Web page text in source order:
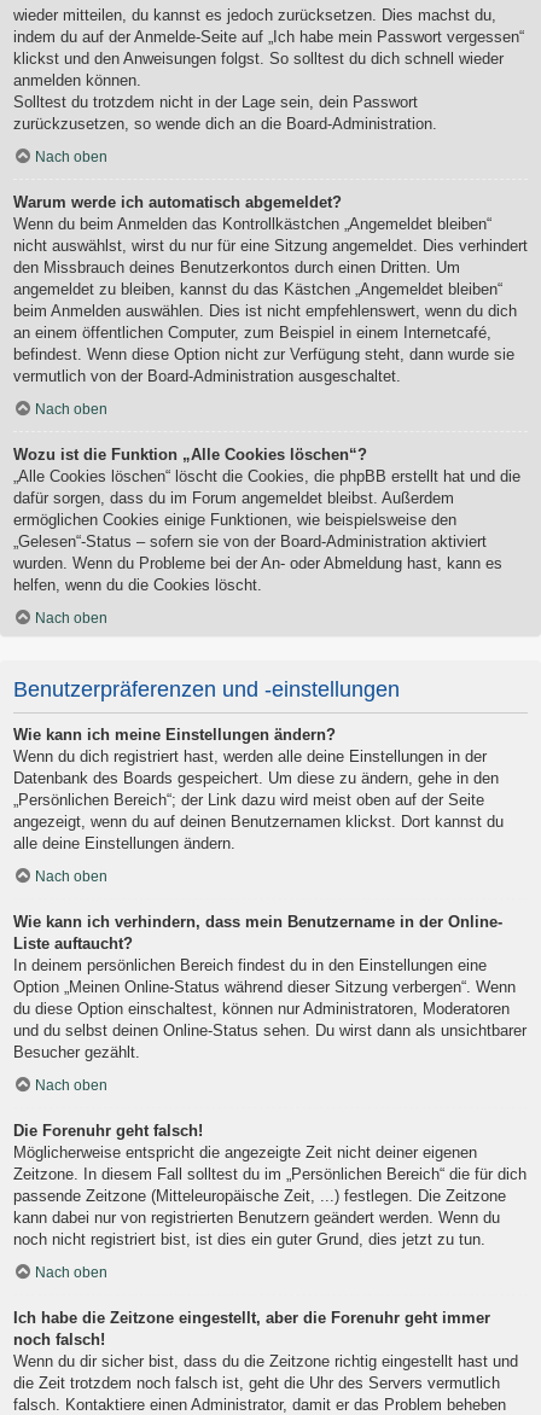
wieder mitteilen, du kannst es jedoch zurücksetzen. Dies machst du,
indem du auf der Anmelde-Seite auf „Ich habe mein Passwort vergessen“
klickst und den Anweisungen folgst. So solltest du dich schnell wieder
anmelden können.
Solltest du trotzdem nicht in der Lage sein, dein Passwort
zurückzusetzen, so wende dich an die Board-Administration.
Nach oben
Warum werde ich automatisch abgemeldet?
Wenn du beim Anmelden das Kontrollkästchen „Angemeldet bleiben“
nicht auswählst, wirst du nur für eine Sitzung angemeldet. Dies verhindert
den Missbrauch deines Benutzerkontos durch einen Dritten. Um
angemeldet zu bleiben, kannst du das Kästchen „Angemeldet bleiben“
beim Anmelden auswählen. Dies ist nicht empfehlenswert, wenn du dich
an einem öffentlichen Computer, zum Beispiel in einem Internetcafé,
befindest. Wenn diese Option nicht zur Verfügung steht, dann wurde sie
vermutlich von der Board-Administration ausgeschaltet.
Nach oben
Wozu ist die Funktion „Alle Cookies löschen“?
„Alle Cookies löschen“ löscht die Cookies, die phpBB erstellt hat und die
dafür sorgen, dass du im Forum angemeldet bleibst. Außerdem
ermöglichen Cookies einige Funktionen, wie beispielsweise den
„Gelesen“-Status – sofern sie von der Board-Administration aktiviert
wurden. Wenn du Probleme bei der An- oder Abmeldung hast, kann es
helfen, wenn du die Cookies löscht.
Nach oben
Benutzerpräferenzen und -einstellungen
Wie kann ich meine Einstellungen ändern?
Wenn du dich registriert hast, werden alle deine Einstellungen in der
Datenbank des Boards gespeichert. Um diese zu ändern, gehe in den
„Persönlichen Bereich“; der Link dazu wird meist oben auf der Seite
angezeigt, wenn du auf deinen Benutzernamen klickst. Dort kannst du
alle deine Einstellungen ändern.
Nach oben
Wie kann ich verhindern, dass mein Benutzername in der Online-
Liste auftaucht?
In deinem persönlichen Bereich findest du in den Einstellungen eine
Option „Meinen Online-Status während dieser Sitzung verbergen“. Wenn
du diese Option einschaltest, können nur Administratoren, Moderatoren
und du selbst deinen Online-Status sehen. Du wirst dann als unsichtbarer
Besucher gezählt.
Nach oben
Die Forenuhr geht falsch!
Möglicherweise entspricht die angezeigte Zeit nicht deiner eigenen
Zeitzone. In diesem Fall solltest du im „Persönlichen Bereich“ die für dich
passende Zeitzone (Mitteleuropäische Zeit, ...) festlegen. Die Zeitzone
kann dabei nur von registrierten Benutzern geändert werden. Wenn du
noch nicht registriert bist, ist dies ein guter Grund, dies jetzt zu tun.
Nach oben
Ich habe die Zeitzone eingestellt, aber die Forenuhr geht immer
noch falsch!
Wenn du dir sicher bist, dass du die Zeitzone richtig eingestellt hast und
die Zeit trotzdem noch falsch ist, geht die Uhr des Servers vermutlich
falsch. Kontaktiere einen Administrator, damit er das Problem beheben